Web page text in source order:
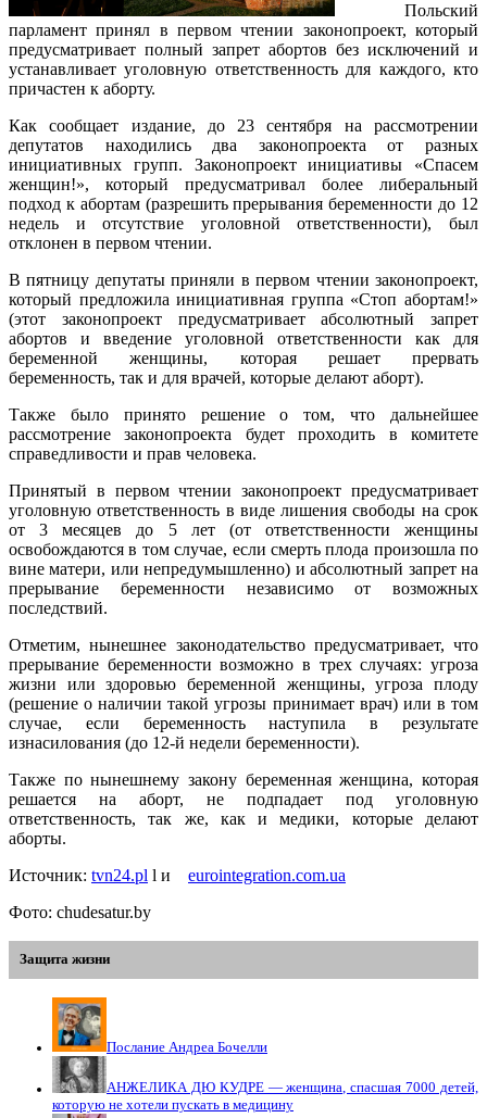
Польский
парламент принял в первом чтении законопроект, который
предусматривает полный запрет абортов без исключений и
устанавливает уголовную ответственность для каждого, кто
причастен к аборту.
Как сообщает издание, до 23 сентября на рассмотрении
депутатов находились два законопроекта от разных
инициативных групп. Законопроект инициативы «Спасем
женщин!», который предусматривал более либеральный
подход к абортам (разрешить прерывания беременности до 12
недель и отсутствие уголовной ответственности), был
отклонен в первом чтении.
В пятницу депутаты приняли в первом чтении законопроект,
который предложила инициативная группа «Стоп абортам!»
(этот законопроект предусматривает абсолютный запрет
абортов и введение уголовной ответственности как для
беременной женщины, которая решает прервать
беременность, так и для врачей, которые делают аборт).
Также было принято решение о том, что дальнейшее
рассмотрение законопроекта будет проходить в комитете
справедливости и прав человека.
Принятый в первом чтении законопроект предусматривает
уголовную ответственность в виде лишения свободы на срок
от 3 месяцев до 5 лет (от ответственности женщины
освобождаются в том случае, если смерть плода произошла по
вине матери, или непредумышленно) и абсолютный запрет на
прерывание беременности независимо от возможных
последствий.
Отметим, нынешнее законодательство предусматривает, что
прерывание беременности возможно в трех случаях: угроза
жизни или здоровью беременной женщины, угроза плоду
(решение о наличии такой угрозы принимает врач) или в том
случае, если беременность наступила в результате
изнасилования (до 12-й недели беременности).
Также по нынешнему закону беременная женщина, которая
решается на аборт, не подпадает под уголовную
ответственность, так же, как и медики, которые делают
аборты.
Источник: tvn24.pl l и eurointegration.com.uа
Фото: chudesatur.by
Защита жизни
Послание Андреа Бочелли
АНЖЕЛИКА ДЮ КУДРЕ — женщина, спасшая 7000 детей,
которую не хотели пускать в медицину